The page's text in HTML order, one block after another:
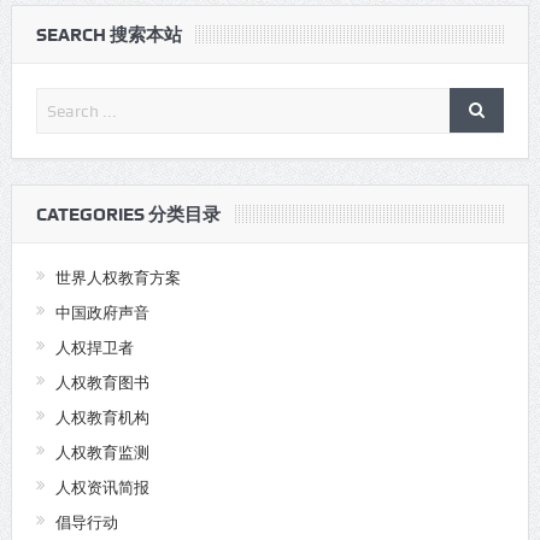
SEARCH 搜索本站
CATEGORIES 分类目录
世界人权教育方案
中国政府声音
人权捍卫者
人权教育图书
人权教育机构
人权教育监测
人权资讯简报
倡导行动